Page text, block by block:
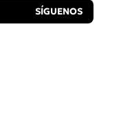
SÍGUENOS